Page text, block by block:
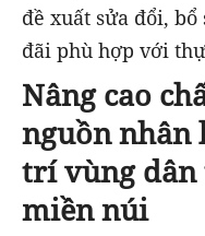
đề xuất sửa đổi,
đãi phù hợp với
Nâng cao
nguồn nhân
trí vùng dân
miền núi